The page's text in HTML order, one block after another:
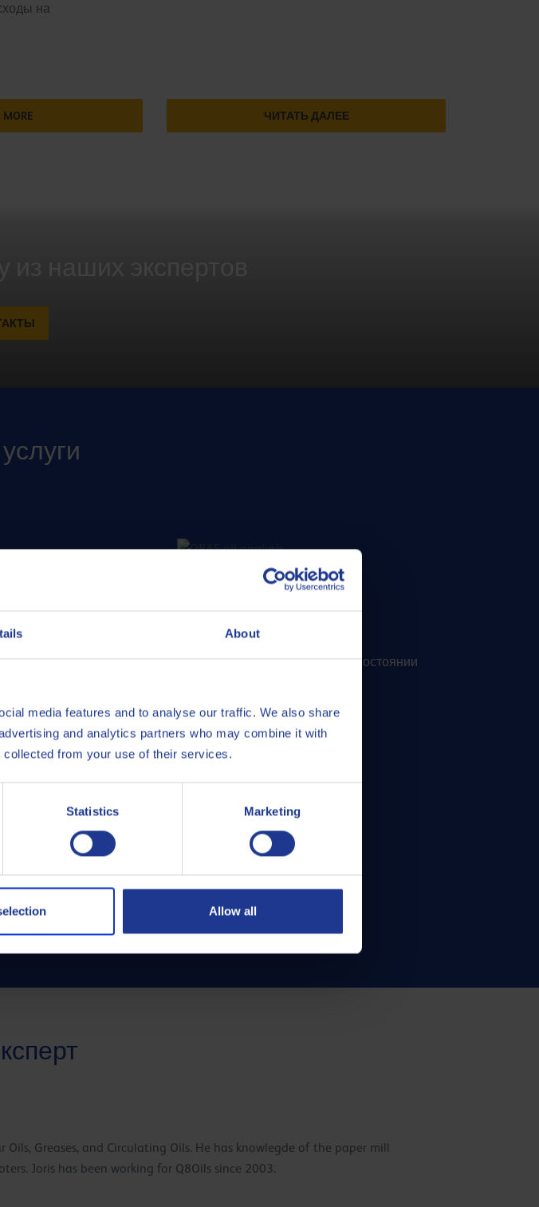
About
media features and to analyse our traffic. We also share
and analytics partners who may combine it with
collected from your use of their services.
Statistics Marketing
Allow all
на
MORE ЧИТАТЬ ДАЛЕЕ
Наша система повседневного анализа Q8Oils (QRAS)
предоставляет вам подробный и достоверный отчет о состоянии
Greases, and Circulating Oils. He has knowlegde of the paper mill
Joris has been working for Q8Oils since 2003.